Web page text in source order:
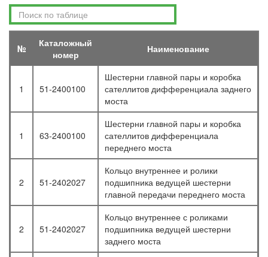
№
Каталожный
номер
Наименование
1 51-2400100
Шестерни главной пары и коробка
сателлитов дифференциала заднего
моста
1 63-2400100
Шестерни главной пары и коробка
сателлитов дифференциала
переднего моста
2 51-2402027
Кольцо внутреннее и ролики
подшипника ведущей шестерни
главной передачи переднего моста
2 51-2402027
Кольцо внутреннее с роликами
подшипника ведущей шестерни
заднего моста